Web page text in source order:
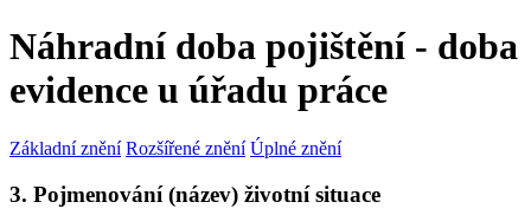
Náhradní doba pojištění - doba
evidence u úřadu práce
Základní znění Rozšířené znění Úplné znění
3. Pojmenování (název) životní situace